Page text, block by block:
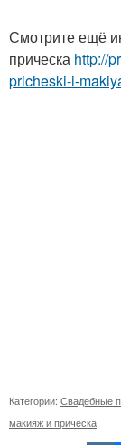
Смотрите ещё
прическа http://
pricheski-i-
Категории: Свадебные
макияж и прическа